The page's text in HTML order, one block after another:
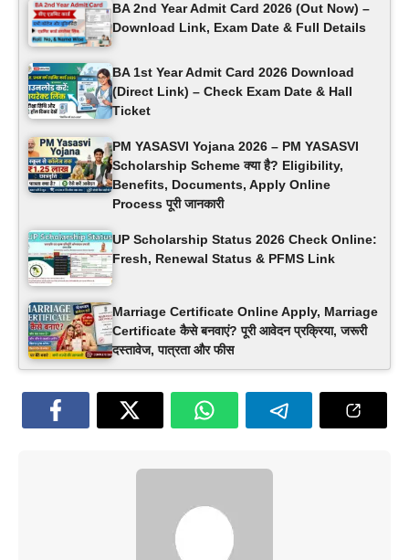
BA 2nd Year Admit Card 2026 (Out Now) –
Download Link, Exam Date & Full Details
BA 1st Year Admit Card 2026 Download
(Direct Link) – Check Exam Date & Hall
Ticket
PM YASASVI Yojana 2026 – PM YASASVI
Scholarship Scheme क्या है? Eligibility,
Benefits, Documents, Apply Online
Process पूरी जानकारी
UP Scholarship Status 2026 Check Online:
Fresh, Renewal Status & PFMS Link
Marriage Certificate Online Apply, Marriage
Certificate कैसे बनवाएं? पूरी आवेदन प्रक्रिया, जरूरी
दस्तावेज, पात्रता और फीस